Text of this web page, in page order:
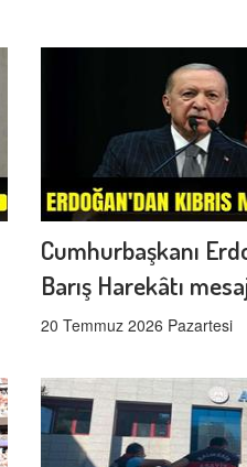
Cumhurbaşkanı
Barış Harekâtı
20 Temmuz 2026 Pazartesi